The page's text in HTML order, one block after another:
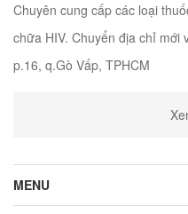
Chuyên cung cấp các loại
chữa HIV. Chuyển địa chỉ mới
p.16, q.Gò Vấp, TPHCM
MENU